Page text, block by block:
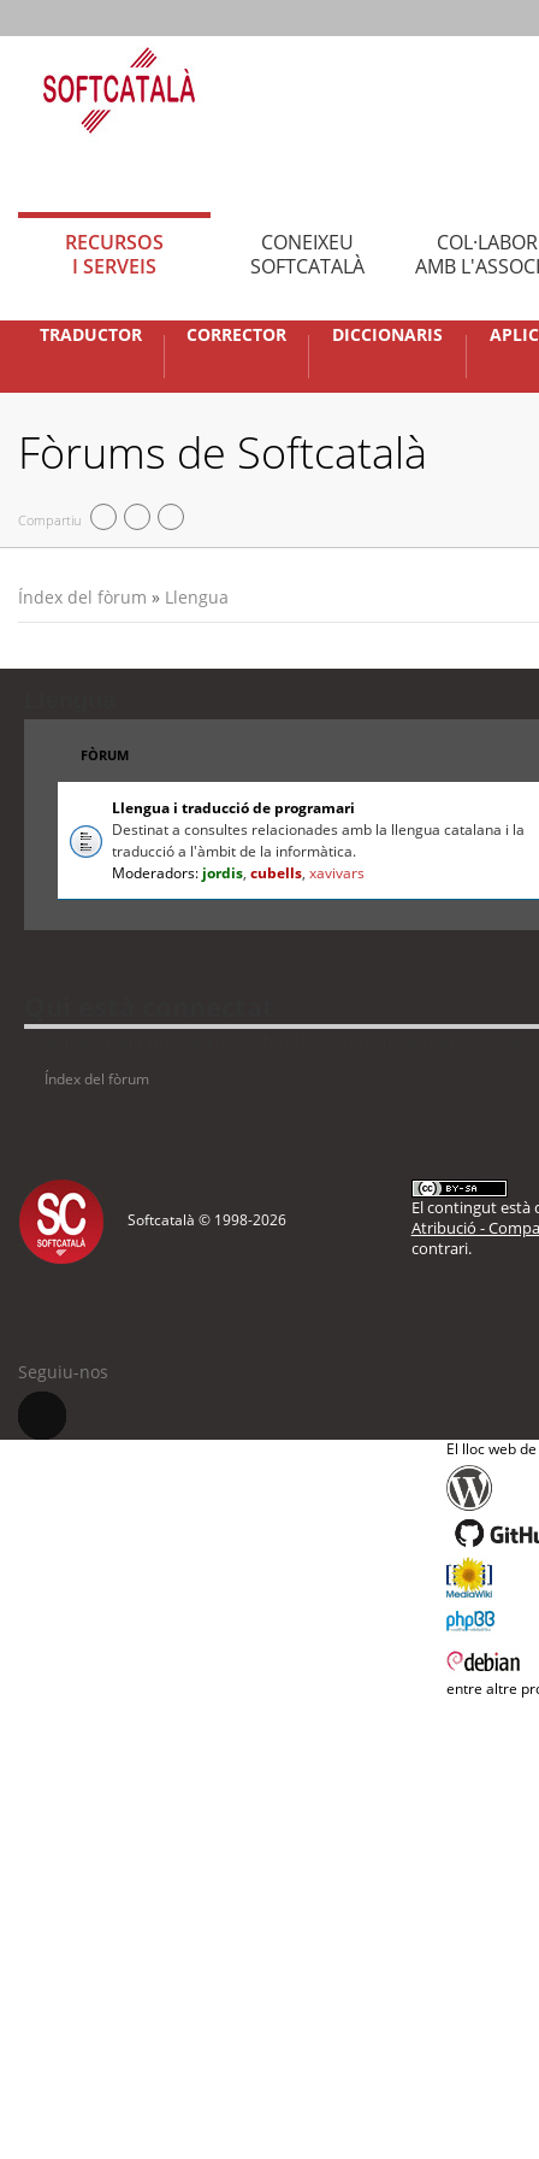
RECURSOS
I SERVEIS
CONEIXEU
SOFTCATALÀ
AMB
TRADUCTOR CORRECTOR DICCIONARIS
Fòrums de Softcatalà
Compartiu
Índex del fòrum » Llengua
FÒRUM
Llengua i traducció de programari
Destinat a consultes relacionades amb la llengua catalana i la
traducció a l'àmbit de la informàtica.
Moderadors: jordis,cubells,xavivars
Índex del fòrum
Softcatalà © 1998-2026
El contingut està
Atribució -
contrari.
Seguiu-nos
El lloc web
entre altre